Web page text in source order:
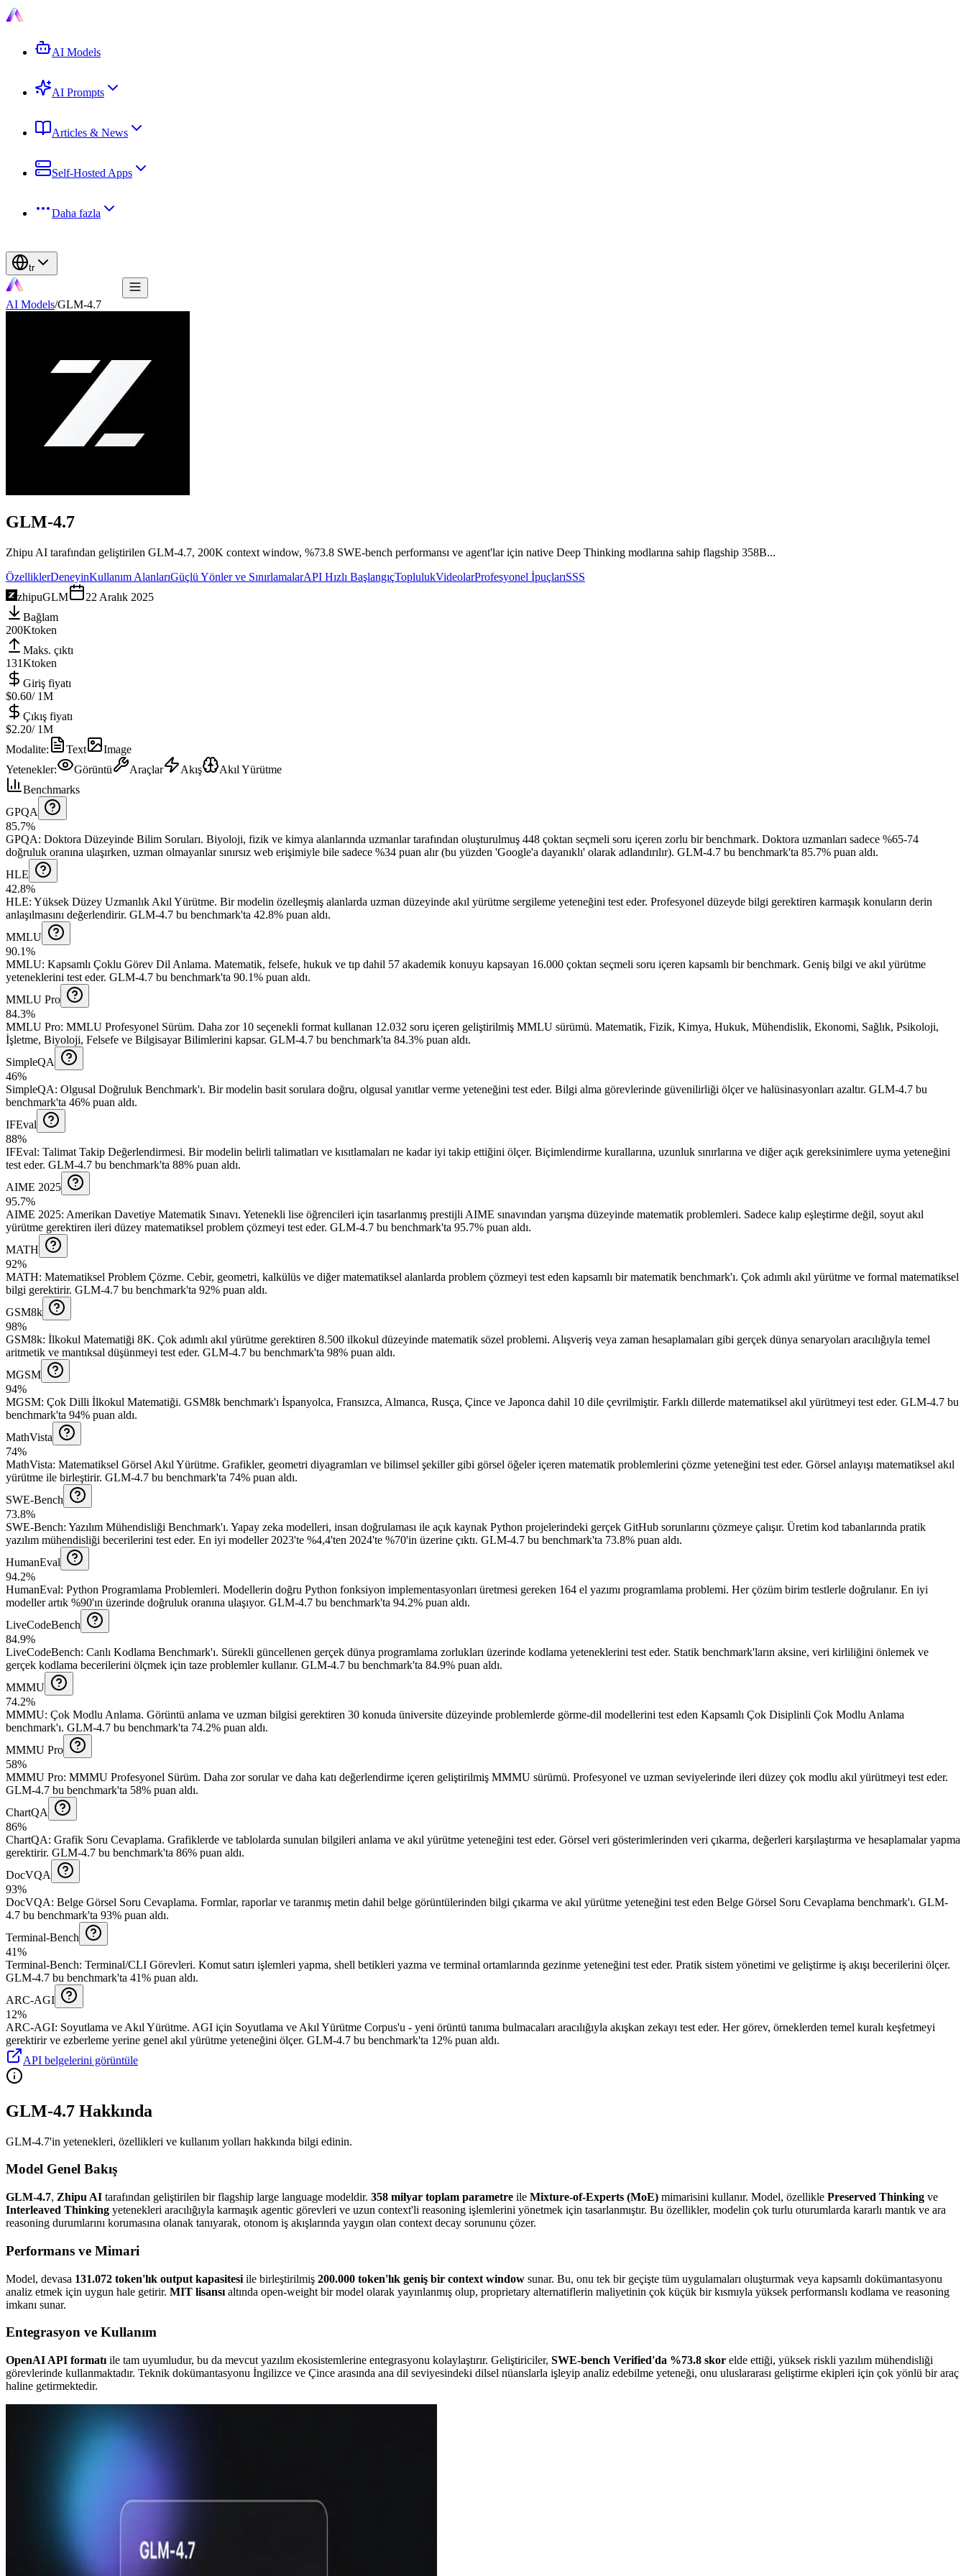
AI Models
AI Prompts
Articles & News
Self-Hosted Apps
Daha fazla
tr
AI Models/GLM-4.7
GLM-4.7
Zhipu AI tarafından geliştirilen GLM-4.7, 200K context window, %73.8 SWE-bench performansı ve agent'lar için native Deep Thinking modlarına sahip flagship 358B...
ÖzelliklerDeneyinKullanım AlanlarıGüçlü Yönler ve SınırlamalarAPI Hızlı BaşlangıçToplulukVideolarProfesyonel İpuçlarıSSS
zhipuGLM
22 Aralık 2025
Bağlam
200Ktoken
Maks. çıktı
131Ktoken
Giriş fiyatı
$0.60/ 1M
Çıkış fiyatı
$2.20/ 1M
Modalite: Text
Image
Yetenekler: Görüntü Araçlar Akış
Akıl Yürütme
Benchmarks
GPQA
85.7%
GPQA: Doktora Düzeyinde Bilim Soruları. Biyoloji, fizik ve kimya alanlarında uzmanlar tarafından oluşturulmuş 448 çoktan seçmeli soru içeren zorlu bir benchmark. Doktora uzmanları sadece %65-74
doğruluk oranına ulaşırken, uzman olmayanlar sınırsız web erişimiyle bile sadece %34 puan alır (bu yüzden 'Google'a dayanıklı' olarak adlandırılır). GLM-4.7 bu benchmark'ta 85.7% puan aldı.
HLE
42.8%
HLE: Yüksek Düzey Uzmanlık Akıl Yürütme. Bir modelin özelleşmiş alanlarda uzman düzeyinde akıl yürütme sergileme yeteneğini test eder. Profesyonel düzeyde bilgi gerektiren karmaşık konuların derin
anlaşılmasını değerlendirir. GLM-4.7 bu benchmark'ta 42.8% puan aldı.
MMLU
90.1%
MMLU: Kapsamlı Çoklu Görev Dil Anlama. Matematik, felsefe, hukuk ve tıp dahil 57 akademik konuyu kapsayan 16.000 çoktan seçmeli soru içeren kapsamlı bir benchmark. Geniş bilgi ve akıl yürütme
yeteneklerini test eder. GLM-4.7 bu benchmark'ta 90.1% puan aldı.
MMLU Pro
84.3%
MMLU Pro: MMLU Profesyonel Sürüm. Daha zor 10 seçenekli format kullanan 12.032 soru içeren geliştirilmiş MMLU sürümü. Matematik, Fizik, Kimya, Hukuk, Mühendislik, Ekonomi, Sağlık, Psikoloji,
İşletme, Biyoloji, Felsefe ve Bilgisayar Bilimlerini kapsar. GLM-4.7 bu benchmark'ta 84.3% puan aldı.
SimpleQA
46%
SimpleQA: Olgusal Doğruluk Benchmark'ı. Bir modelin basit sorulara doğru, olgusal yanıtlar verme yeteneğini test eder. Bilgi alma görevlerinde güvenilirliği ölçer ve halüsinasyonları azaltır. GLM-4.7 bu
benchmark'ta 46% puan aldı.
IFEval
88%
IFEval: Talimat Takip Değerlendirmesi. Bir modelin belirli talimatları ve kısıtlamaları ne kadar iyi takip ettiğini ölçer. Biçimlendirme kurallarına, uzunluk sınırlarına ve diğer açık gereksinimlere uyma yeteneğini
test eder. GLM-4.7 bu benchmark'ta 88% puan aldı.
AIME 2025
95.7%
AIME 2025: Amerikan Davetiye Matematik Sınavı. Yetenekli lise öğrencileri için tasarlanmış prestijli AIME sınavından yarışma düzeyinde matematik problemleri. Sadece kalıp eşleştirme değil, soyut akıl
yürütme gerektiren ileri düzey matematiksel problem çözmeyi test eder. GLM-4.7 bu benchmark'ta 95.7% puan aldı.
MATH
92%
MATH: Matematiksel Problem Çözme. Cebir, geometri, kalkülüs ve diğer matematiksel alanlarda problem çözmeyi test eden kapsamlı bir matematik benchmark'ı. Çok adımlı akıl yürütme ve formal matematiksel
bilgi gerektirir. GLM-4.7 bu benchmark'ta 92% puan aldı.
GSM8k
98%
GSM8k: İlkokul Matematiği 8K. Çok adımlı akıl yürütme gerektiren 8.500 ilkokul düzeyinde matematik sözel problemi. Alışveriş veya zaman hesaplamaları gibi gerçek dünya senaryoları aracılığıyla temel
aritmetik ve mantıksal düşünmeyi test eder. GLM-4.7 bu benchmark'ta 98% puan aldı.
MGSM
94%
MGSM: Çok Dilli İlkokul Matematiği. GSM8k benchmark'ı İspanyolca, Fransızca, Almanca, Rusça, Çince ve Japonca dahil 10 dile çevrilmiştir. Farklı dillerde matematiksel akıl yürütmeyi test eder. GLM-4.7 bu
benchmark'ta 94% puan aldı.
MathVista
74%
MathVista: Matematiksel Görsel Akıl Yürütme. Grafikler, geometri diyagramları ve bilimsel şekiller gibi görsel öğeler içeren matematik problemlerini çözme yeteneğini test eder. Görsel anlayışı matematiksel akıl
yürütme ile birleştirir. GLM-4.7 bu benchmark'ta 74% puan aldı.
SWE-Bench
73.8%
SWE-Bench: Yazılım Mühendisliği Benchmark'ı. Yapay zeka modelleri, insan doğrulaması ile açık kaynak Python projelerindeki gerçek GitHub sorunlarını çözmeye çalışır. Üretim kod tabanlarında pratik
yazılım mühendisliği becerilerini test eder. En iyi modeller 2023'te %4,4'ten 2024'te %70'in üzerine çıktı. GLM-4.7 bu benchmark'ta 73.8% puan aldı.
HumanEval
94.2%
HumanEval: Python Programlama Problemleri. Modellerin doğru Python fonksiyon implementasyonları üretmesi gereken 164 el yazımı programlama problemi. Her çözüm birim testlerle doğrulanır. En iyi
modeller artık %90'ın üzerinde doğruluk oranına ulaşıyor. GLM-4.7 bu benchmark'ta 94.2% puan aldı.
LiveCodeBench
84.9%
LiveCodeBench: Canlı Kodlama Benchmark'ı. Sürekli güncellenen gerçek dünya programlama zorlukları üzerinde kodlama yeteneklerini test eder. Statik benchmark'ların aksine, veri kirliliğini önlemek ve
gerçek kodlama becerilerini ölçmek için taze problemler kullanır. GLM-4.7 bu benchmark'ta 84.9% puan aldı.
MMMU
74.2%
MMMU: Çok Modlu Anlama. Görüntü anlama ve uzman bilgisi gerektiren 30 konuda üniversite düzeyinde problemlerde görme-dil modellerini test eden Kapsamlı Çok Disiplinli Çok Modlu Anlama
benchmark'ı. GLM-4.7 bu benchmark'ta 74.2% puan aldı.
MMMU Pro
58%
MMMU Pro: MMMU Profesyonel Sürüm. Daha zor sorular ve daha katı değerlendirme içeren geliştirilmiş MMMU sürümü. Profesyonel ve uzman seviyelerinde ileri düzey çok modlu akıl yürütmeyi test eder.
GLM-4.7 bu benchmark'ta 58% puan aldı.
ChartQA
86%
ChartQA: Grafik Soru Cevaplama. Grafiklerde ve tablolarda sunulan bilgileri anlama ve akıl yürütme yeteneğini test eder. Görsel veri gösterimlerinden veri çıkarma, değerleri karşılaştırma ve hesaplamalar yapma
gerektirir. GLM-4.7 bu benchmark'ta 86% puan aldı.
DocVQA
93%
DocVQA: Belge Görsel Soru Cevaplama. Formlar, raporlar ve taranmış metin dahil belge görüntülerinden bilgi çıkarma ve akıl yürütme yeteneğini test eden Belge Görsel Soru Cevaplama benchmark'ı. GLM-
4.7 bu benchmark'ta 93% puan aldı.
Terminal-Bench
41%
Terminal-Bench: Terminal/CLI Görevleri. Komut satırı işlemleri yapma, shell betikleri yazma ve terminal ortamlarında gezinme yeteneğini test eder. Pratik sistem yönetimi ve geliştirme iş akışı becerilerini ölçer.
GLM-4.7 bu benchmark'ta 41% puan aldı.
ARC-AGI
12%
ARC-AGI: Soyutlama ve Akıl Yürütme. AGI için Soyutlama ve Akıl Yürütme Corpus'u - yeni örüntü tanıma bulmacaları aracılığıyla akışkan zekayı test eder. Her görev, örneklerden temel kuralı keşfetmeyi
gerektirir ve ezberleme yerine genel akıl yürütme yeteneğini ölçer. GLM-4.7 bu benchmark'ta 12% puan aldı.
API belgelerini görüntüle
GLM-4.7 Hakkında
GLM-4.7'in yetenekleri, özellikleri ve kullanım yolları hakkında bilgi edinin.
Model Genel Bakış
GLM-4.7, Zhipu AI tarafından geliştirilen bir flagship large language modeldir. 358 milyar toplam parametre ile Mixture-of-Experts (MoE) mimarisini kullanır. Model, özellikle Preserved Thinking ve
Interleaved Thinking yetenekleri aracılığıyla karmaşık agentic görevleri ve uzun context'li reasoning işlemlerini yönetmek için tasarlanmıştır. Bu özellikler, modelin çok turlu oturumlarda kararlı mantık ve ara
reasoning durumlarını korumasına olanak tanıyarak, otonom iş akışlarında yaygın olan context decay sorununu çözer.
Performans ve Mimari
Model, devasa 131.072 token'lık output kapasitesi ile birleştirilmiş 200.000 token'lık geniş bir context window sunar. Bu, onu tek bir geçişte tüm uygulamaları oluşturmak veya kapsamlı dokümantasyonu
analiz etmek için uygun hale getirir. MIT lisansı altında open-weight bir model olarak yayınlanmış olup, proprietary alternatiflerin maliyetinin çok küçük bir kısmıyla yüksek performanslı kodlama ve reasoning
imkanı sunar.
Entegrasyon ve Kullanım
OpenAI API formatı ile tam uyumludur, bu da mevcut yazılım ekosistemlerine entegrasyonu kolaylaştırır. Geliştiriciler, SWE-bench Verified'da %73.8 skor elde ettiği, yüksek riskli yazılım mühendisliği
görevlerinde kullanmaktadır. Teknik dokümantasyonu İngilizce ve Çince arasında ana dil seviyesindeki dilsel nüanslarla işleyip analiz edebilme yeteneği, onu uluslararası geliştirme ekipleri için çok yönlü bir araç
haline getirmektedir.